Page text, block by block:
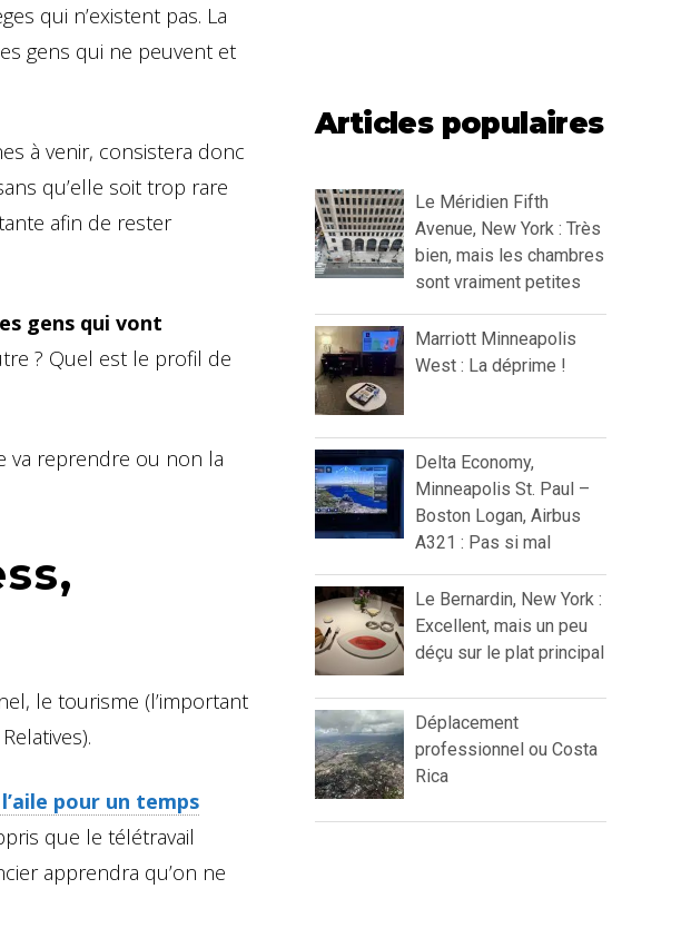
qui n’existent pas. La
gens qui ne peuvent et
à venir, consistera donc
qu’elle soit trop rare
afin de rester
gens qui vont
? Quel est le profil de
va reprendre ou non la
le tourisme (l’important
pour un temps
que le télétravail
apprendra qu’on ne
Articles populaires
Le Méridien Fifth
Avenue, New York : Très
bien, mais les chambres
sont vraiment petites
Marriott Minneapolis
West : La déprime !
Delta Economy,
Minneapolis St. Paul –
Boston Logan, Airbus
A321 : Pas si mal
Le Bernardin, New York :
Excellent, mais un peu
déçu sur le plat principal
Déplacement
professionnel ou Costa
Rica